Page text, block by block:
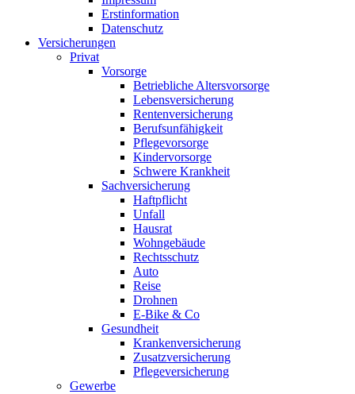
Erstinformation
Datenschutz
Versicherungen
Privat
Vorsorge
Betriebliche Altersvorsorge
Lebensversicherung
Rentenversicherung
Berufsunfähigkeit
Pflegevorsorge
Kindervorsorge
Schwere Krankheit
Sachversicherung
Haftpflicht
Unfall
Hausrat
Wohngebäude
Rechtsschutz
Auto
Reise
Drohnen
E-Bike & Co
Gesundheit
Krankenversicherung
Zusatzversicherung
Pflegeversicherung
Gewerbe